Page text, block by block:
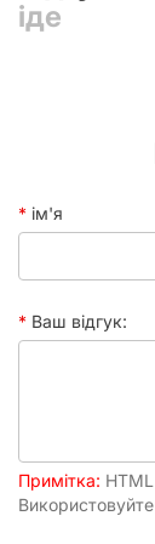
Час
іде
ім'я
Ваш відгук:
Примітка: